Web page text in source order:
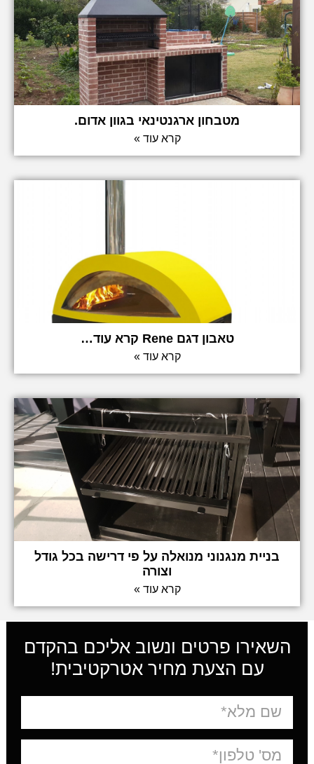
מטבחון ארגנטינאי בגוון אדום.
קרא עוד »
טאבון דגם Rene קרא עוד…
קרא עוד »
בניית מנגנוני מנואלה על פי דרישה בכל גודל
וצורה
קרא עוד »
השאירו פרטים ונשוב אליכם בהקדם
עם הצעת מחיר אטרקטיבית!